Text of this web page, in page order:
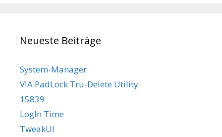
Neueste Beiträge
System-Manager
VIA PadLock Tru-Delete Utility
15839
LogIn Time
TweakUI